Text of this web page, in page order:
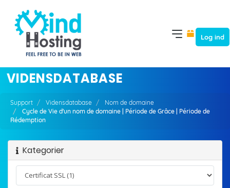
Log ind
VIDENSDATABASE
Support Vidensdatabase
Nom de domaine
Cycle de Vie d'un nom de domaine | Période de Grâce | Période de
Rédemption
Kategorier